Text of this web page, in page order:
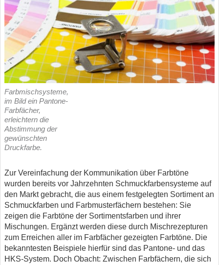
Farbmischsysteme,
im Bild ein Pantone-
Farbfächer,
erleichtern die
Abstimmung der
gewünschten
Druckfarbe.
Zur Vereinfachung der Kommunikation über Farbtöne
wurden bereits vor Jahrzehnten Schmuckfarbensysteme auf
den Markt gebracht, die aus einem festgelegten Sortiment an
Schmuckfarben und Farbmusterfächern bestehen: Sie
zeigen die Farbtöne der Sortimentsfarben und ihrer
Mischungen. Ergänzt werden diese durch Mischrezepturen
zum Erreichen aller im Farbfächer gezeigten Farbtöne. Die
bekanntesten Beispiele hierfür sind das Pantone- und das
HKS-System. Doch Obacht: Zwischen Farbfächern, die sich